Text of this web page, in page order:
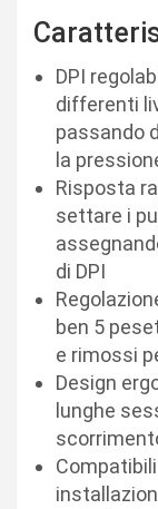
DPI
differenti
passando
la
Risposta
settare i
di DPI
ben 5
e rimossi
Design
lunghe